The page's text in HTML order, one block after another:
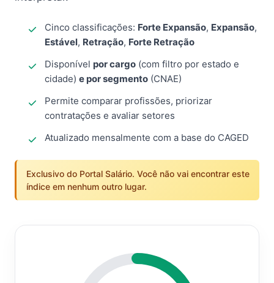
Cinco classificações: Forte Expansão, Expansão,
Estável, Retração, Forte Retração
Disponível por cargo (com filtro por estado e
cidade) e por segmento (CNAE)
Permite comparar profissões, priorizar
contratações e avaliar setores
Atualizado mensalmente com a base do CAGED
Exclusivo do Portal Salário. Você não vai encontrar este
índice em nenhum outro lugar.